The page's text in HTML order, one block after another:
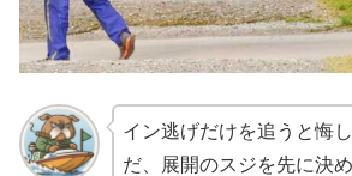
イン逃げだけを追うと悔
だ、展開のスジを先に決